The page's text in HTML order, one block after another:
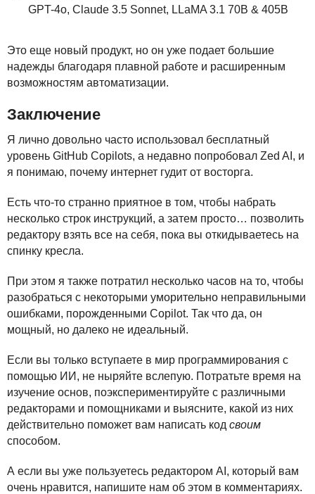
GPT-4o, Claude 3.5 Sonnet, LLaMA 3.1 70B & 405B
Это еще новый продукт, но он уже подает большие
надежды благодаря плавной работе и расширенным
возможностям автоматизации.
Заключение
Я лично довольно часто использовал бесплатный
уровень GitHub Copilots, а недавно попробовал Zed AI, и
я понимаю, почему интернет гудит от восторга.
Есть что-то странно приятное в том, чтобы набрать
несколько строк инструкций, а затем просто… позволить
редактору взять все на себя, пока вы откидываетесь на
спинку кресла.
При этом я также потратил несколько часов на то, чтобы
разобраться с некоторыми уморительно неправильными
ошибками, порожденными Copilot. Так что да, он
мощный, но далеко не идеальный.
Если вы только вступаете в мир программирования с
помощью ИИ, не ныряйте вслепую. Потратьте время на
изучение основ, поэкспериментируйте с различными
редакторами и помощниками и выясните, какой из них
действительно поможет вам написать код своим
способом.
А если вы уже пользуетесь редактором AI, который вам
очень нравится, напишите нам об этом в комментариях.